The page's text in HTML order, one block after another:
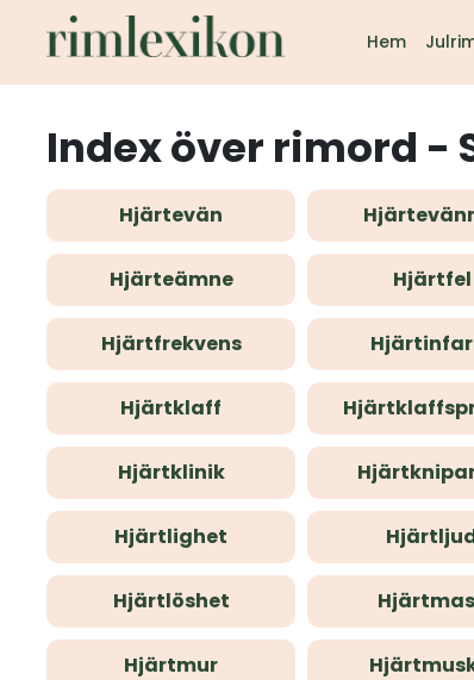
Hem
Index över rimord -
Hjärtevän
Hjärteämne Hjärtfel
Hjärtfrekvens
Hjärtklaff
Hjärtklinik
Hjärtlighet
Hjärtlöshet
Hjärtmur